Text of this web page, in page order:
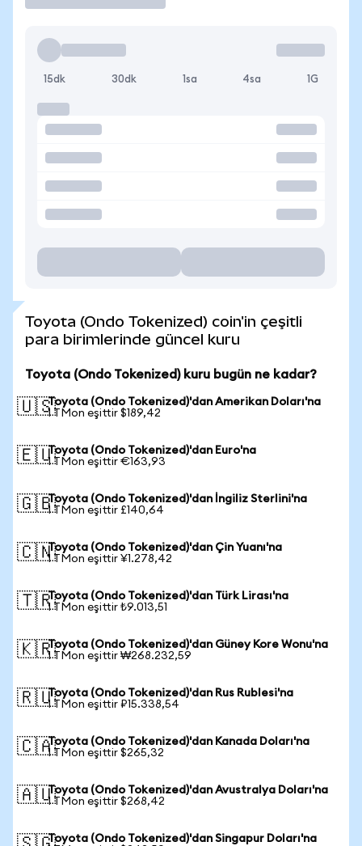
15dk 30dk 1sa 4sa 1G
Toyota (Ondo Tokenized) coin'in çeşitli
para birimlerinde güncel kuru
Toyota (Ondo Tokenized) kuru bugün ne kadar?
🇺🇸Toyota (Ondo Tokenized)'dan Amerikan Doları'na
1 TMon eşittir $189,42
🇪🇺Toyota (Ondo Tokenized)'dan Euro'na
1 TMon eşittir €163,93
🇬🇧Toyota (Ondo Tokenized)'dan İngiliz Sterlini'na
1 TMon eşittir £140,64
🇨🇳Toyota (Ondo Tokenized)'dan Çin Yuanı'na
1 TMon eşittir ¥1.278,42
🇹🇷Toyota (Ondo Tokenized)'dan Türk Lirası'na
1 TMon eşittir ₺9.013,51
🇰🇷Toyota (Ondo Tokenized)'dan Güney Kore Wonu'na
1 TMon eşittir ₩268.232,59
🇷🇺Toyota (Ondo Tokenized)'dan Rus Rublesi'na
1 TMon eşittir ₽15.338,54
🇨🇦Toyota (Ondo Tokenized)'dan Kanada Doları'na
1 TMon eşittir $265,32
🇦🇺Toyota (Ondo Tokenized)'dan Avustralya Doları'na
1 TMon eşittir $268,42
Toyota (Ondo Tokenized)'dan Singapur Doları'na